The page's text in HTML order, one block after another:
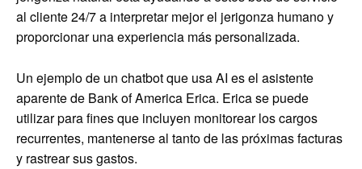
al cliente 24/7 a interpretar mejor el jerigonza humano y
proporcionar una experiencia más personalizada.
Un ejemplo de un chatbot que usa AI es el asistente
aparente de Bank of America Erica. Erica se puede
utilizar para fines que incluyen monitorear los cargos
recurrentes, mantenerse al tanto de las próximas facturas
y rastrear sus gastos.